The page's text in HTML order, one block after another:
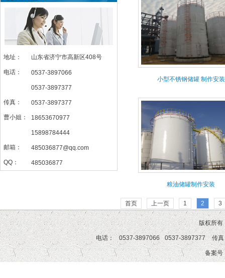
地址： 山东省济宁市高新区408号
电话： 0537-3897066
0537-3897377
传真： 0537-3897377
曹小姐： 18653670977
15898784444
邮箱： 485036877@qq.com
QQ： 485036877
小型不锈钢储罐 制作安装
粮油储罐制作安装
首页 上一页 1 2 3
版权所有
电话： 0537-3897066 0537-3897377 传真
备案号